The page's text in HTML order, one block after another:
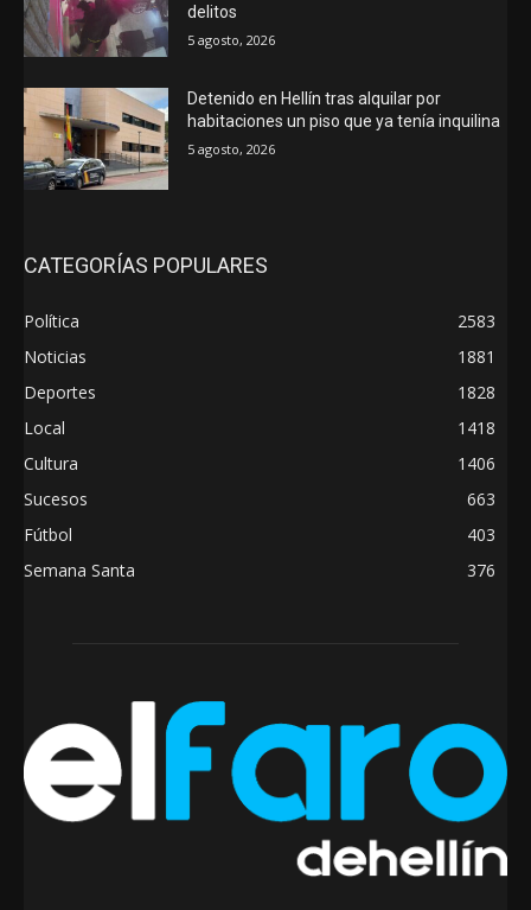
delitos
5 agosto, 2026
Detenido en Hellín tras alquilar por
habitaciones un piso que ya tenía inquilina
5 agosto, 2026
CATEGORÍAS POPULARES
Política
2583
Noticias
1881
Deportes
1828
Local
1418
Cultura
1406
Sucesos
663
Fútbol
403
Semana Santa
376